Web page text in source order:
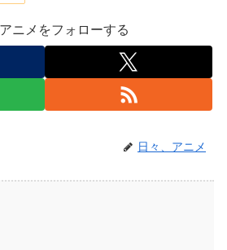
ニメをフォローする
日々、アニメ